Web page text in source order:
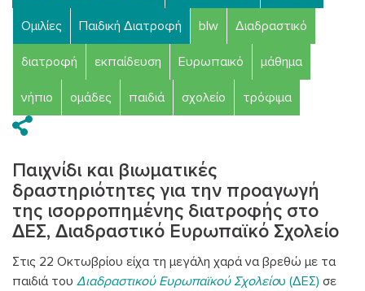
Ομιλίες Παιδική Διατροφή blw Διαδραστικό
διατροφή εκπαίδευση Ευρωπαικό μάθημα
νήπιο ομάδες παιδιά σχολείο τρόφιμα
Παιχνίδι και βιωματικές
δραστηριότητες για την προαγωγή
της ισορροπημένης διατροφής στο
ΔΕΣ, Διαδραστικό Ευρωπαϊκό Σχολείο
Στις 22 Οκτωβρίου είχα τη μεγάλη χαρά να βρεθώ με τα
παιδιά του Διαδραστικού Ευρωπαϊκού Σχολείου (ΔΕΣ) σε